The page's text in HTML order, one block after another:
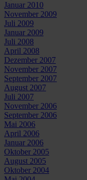
Januar 2010
November 2009
Juli 2009
Januar 2009
Juli 2008
April 2008
Dezember 2007
November 2007
September 2007
August 2007
Juli 2007
November 2006
September 2006
Mai 2006
April 2006
Januar 2006
Oktober 2005
August 2005
Oktober 2004